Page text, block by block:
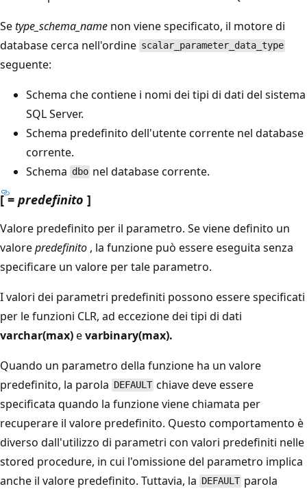
Setype_schema_name non viene specificato, il motore di
database cerca nell'ordine scalar_parameter_data_type
seguente:
Schema che contiene i nomi dei tipi di dati del sistema
SQL Server.
Schema predefinito dell'utente corrente nel database
corrente.
Schema dbo nel database corrente.
[ = predefinito ]
Valore predefinito per il parametro. Se viene definito un
valorepredefinito , la funzione può essere eseguita senza
specificare un valore per tale parametro.
I valori dei parametri predefiniti possono essere specificati
per le funzioni CLR, ad eccezione dei tipi di dati
varchar(max)evarbinary(max).
Quando un parametro della funzione ha un valore
predefinito, la parola DEFAULT chiave deve essere
specificata quando la funzione viene chiamata per
recuperare il valore predefinito. Questo comportamento è
diverso dall'utilizzo di parametri con valori predefiniti nelle
stored procedure, in cui l'omissione del parametro implica
anche il valore predefinito. Tuttavia, la DEFAULT parola